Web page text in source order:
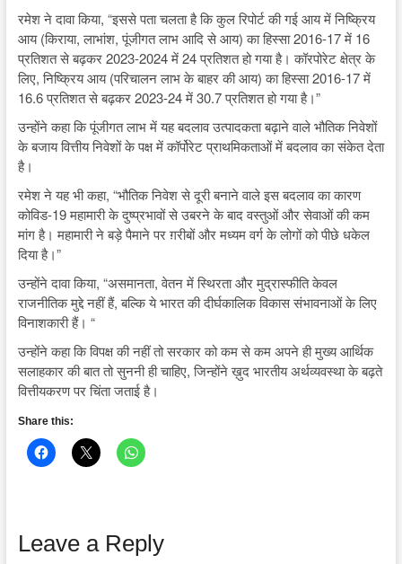
रमेश ने दावा किया, “इससे पता चलता है कि कुल रिपोर्ट की गई आय में निष्क्रिय
आय (किराया, लाभांश, पूंजीगत लाभ आदि से आय) का हिस्सा 2016-17 में 16
प्रतिशत से बढ़कर 2023-2024 में 24 प्रतिशत हो गया है। कॉरपोरेट क्षेत्र के
लिए, निष्क्रिय आय (परिचालन लाभ के बाहर की आय) का हिस्सा 2016-17 में
16.6 प्रतिशत से बढ़कर 2023-24 में 30.7 प्रतिशत हो गया है।”
उन्होंने कहा कि पूंजीगत लाभ में यह बदलाव उत्पादकता बढ़ाने वाले भौतिक निवेशों
के बजाय वित्तीय निवेशों के पक्ष में कॉर्पोरेट प्राथमिकताओं में बदलाव का संकेत देता
है।
रमेश ने यह भी कहा, “भौतिक निवेश से दूरी बनाने वाले इस बदलाव का कारण
कोविड-19 महामारी के दुष्प्रभावों से उबरने के बाद वस्तुओं और सेवाओं की कम
मांग है। महामारी ने बड़े पैमाने पर ग़रीबों और मध्यम वर्ग के लोगों को पीछे धकेल
दिया है।”
उन्होंने दावा किया, “असमानता, वेतन में स्थिरता और मुद्रास्फीति केवल
राजनीतिक मुद्दे नहीं हैं, बल्कि ये भारत की दीर्घकालिक विकास संभावनाओं के लिए
विनाशकारी हैं। “
उन्होंने कहा कि विपक्ष की नहीं तो सरकार को कम से कम अपने ही मुख्य आर्थिक
सलाहकार की बात तो सुननी ही चाहिए, जिन्होंने ख़ुद भारतीय अर्थव्यवस्था के बढ़ते
वित्तीयकरण पर चिंता जताई है।
Share this:
Leave a Reply